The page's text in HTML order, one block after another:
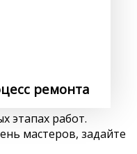
ремонта
этапах работ.
мастеров, задайте